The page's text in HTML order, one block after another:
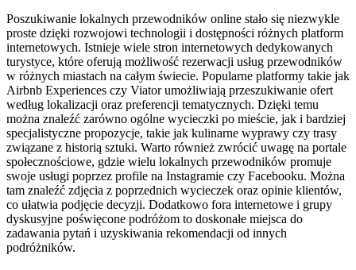
Poszukiwanie lokalnych przewodników online stało się niezwykle
proste dzięki rozwojowi technologii i dostępności różnych platform
internetowych. Istnieje wiele stron internetowych dedykowanych
turystyce, które oferują możliwość rezerwacji usług przewodników
w różnych miastach na całym świecie. Popularne platformy takie jak
Airbnb Experiences czy Viator umożliwiają przeszukiwanie ofert
według lokalizacji oraz preferencji tematycznych. Dzięki temu
można znaleźć zarówno ogólne wycieczki po mieście, jak i bardziej
specjalistyczne propozycje, takie jak kulinarne wyprawy czy trasy
związane z historią sztuki. Warto również zwrócić uwagę na portale
społecznościowe, gdzie wielu lokalnych przewodników promuje
swoje usługi poprzez profile na Instagramie czy Facebooku. Można
tam znaleźć zdjęcia z poprzednich wycieczek oraz opinie klientów,
co ułatwia podjęcie decyzji. Dodatkowo fora internetowe i grupy
dyskusyjne poświęcone podróżom to doskonałe miejsca do
zadawania pytań i uzyskiwania rekomendacji od innych
podróżników.